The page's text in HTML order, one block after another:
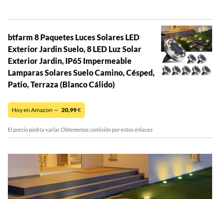
btfarm 8 Paquetes Luces Solares LED
Exterior Jardin Suelo, 8 LED Luz Solar
Exterior Jardin, IP65 Impermeable
Lamparas Solares Suelo Camino, Césped,
Patio, Terraza (Blanco Cálido)
Hoy en Amazon — 20,99€
El precio podría variar. Obtenemos comisión por estos enlaces